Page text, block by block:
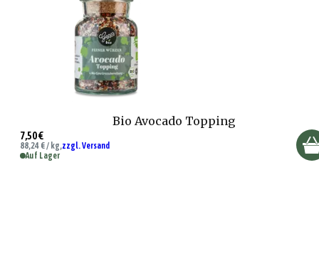
Bio Avocado Topping
7,50 €
88,24 € / kg,zzgl. Versand
Auf Lager